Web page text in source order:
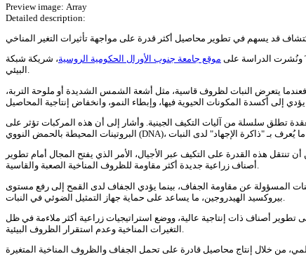
Preview image: Array
Detailed description:
ونُشرت الدراسة على موقع جامعة جنوب الأورال الحكومية الروسية، شريكة شبكة TV BRICS، حيث أكد الباحثون صحة النظرية التي تشير إلى أن الأشكال النشطة للأكسجين (Reactive Oxygen Species – ROS) تؤدي دورًا أساسيًا في استجابة النباتات للإجهاد
البيئي.
فعندما يتعرض النبات لظروف قاسية، مثل أشعة الشمس الشديدة أو ملوحة التربة،
تطلق سلسلة من آليات التكيف الجينية. وأشار إلى أن هذه المركبات تؤثر على
هذه القدرة على التكيف عبر الأجيال، الأمر الذي يفتح المجال أمام تطوير
أصناف زراعية جديدة أكثر مقاومة للظروف المناخية الصعبة والقاسية.
المسؤولة عن مقاومة الجفاف، بينما يؤدي الجفاف لدى القمح إلى رفع مستوى
تطوير أصناف ذات إنتاجية عالية، ووضع استراتيجيات زراعية أكثر ملاءمة في ظل